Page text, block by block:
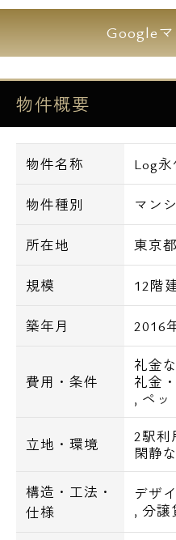
■オートロック
■TVモニター付きイ
■防犯カメラ
■エレベーター
■宅配ボックス
■フローリング
■浴室換気乾燥機
■追焚機能
■システムガスキッチ
■シャンプードレッサ
■BS／CS対応
■インターネット無料
駐車場：要相談
バイク置場（原付）
幅590×1840まで
駐輪場：月額100円
周辺環境
Google
物件概要
物件名称 Log
物件種別 マン
所在地 東京
規模 12階
築年月 2016
費用・条件
礼金
礼金
, ペッ
立地・環境 2駅利
閑静
構造・工法・
仕様
デザ
, 分譲